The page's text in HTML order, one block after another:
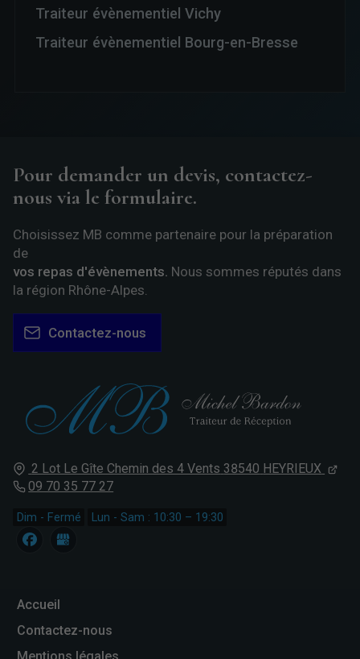
Traiteur évènementiel Vichy
Traiteur évènementiel Bourg-en-Bresse
2 Lot Le Gîte Chemin des 4 Vents 38540 HEYRIEUX
09 70 35 77 27
Dim - Fermé Lun - Sam : 10:30 – 19:30
Accueil
Contactez-nous
Pour demander un devis, contactez-
nous via le formulaire.
Choisissez MB comme partenaire pour la préparation
de
vos repas d'évènements. Nous sommes réputés dans
la région Rhône-Alpes.
Contactez-nous